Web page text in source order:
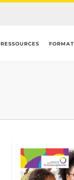
RESSOURCES